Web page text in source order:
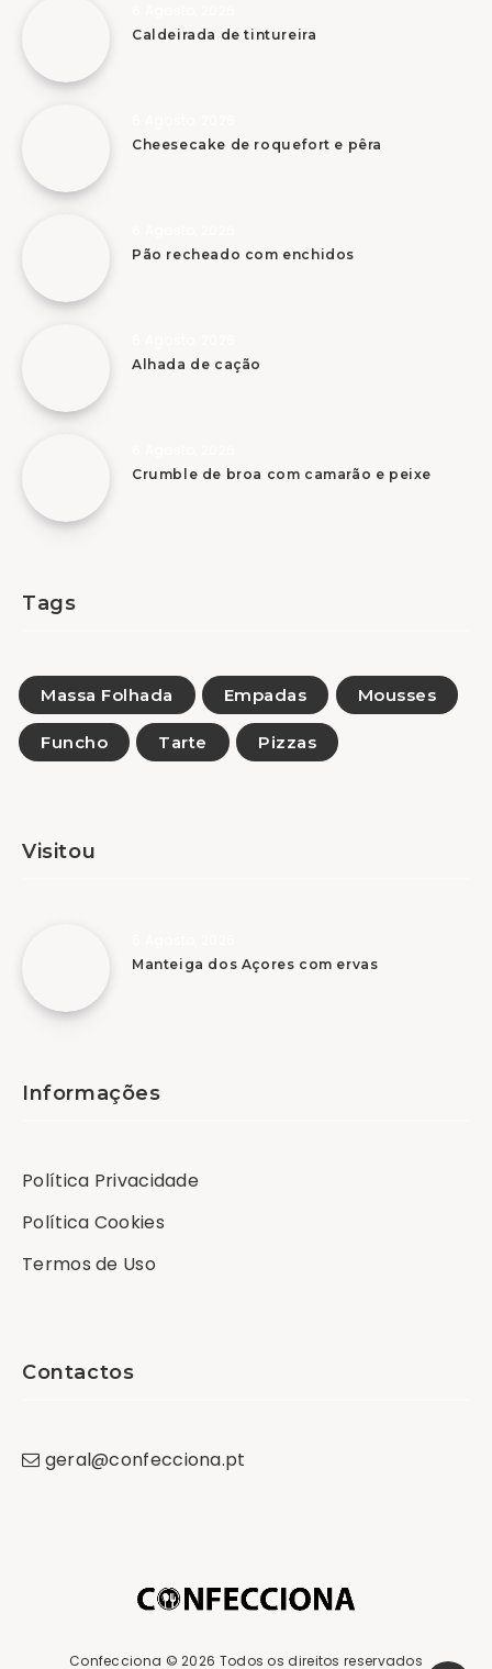
Caldeirada de tintureira
Cheesecake de roquefort e pêra
Pão recheado com enchidos
Alhada de cação
Crumble de broa com camarão e peixe
Tags
Massa Folhada Empadas Mousses
Funcho Tarte Pizzas
Visitou
Manteiga dos Açores com ervas
Informações
Política Privacidade
Política Cookies
Termos de Uso
Contactos
geral@confecciona.pt
Confecciona © 2026 Todos os direitos reservados